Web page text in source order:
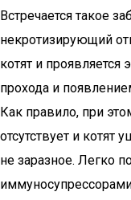
Встречается такое
некротизирующий
котят и
прохода и
Как правило, при
отсутствует и котят
не заразное. Легко